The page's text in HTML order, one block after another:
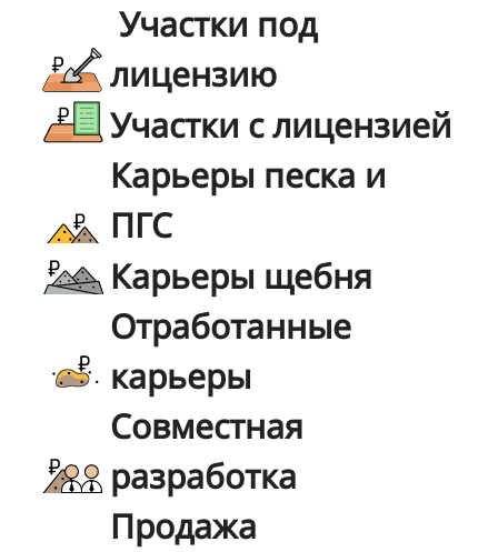
Участки под
лицензию
Участки с лицензией
Карьеры песка и
ПГС
Карьеры щебня
Отработанные
карьеры
Совместная
разработка
Продажа